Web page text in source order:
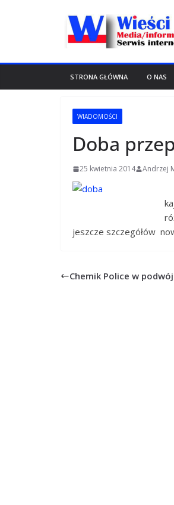
STRONA GŁÓWNA O NAS
WIADOMOŚCI
Doba
25 kwietnia 2014 Andrzej
jeszcze szczegółów
Chemik Police w